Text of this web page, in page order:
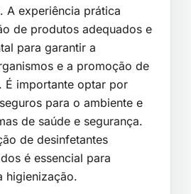
A experiência prática
de produtos adequados e
para garantir a
e a promoção de
É importante optar por
para o ambiente e
de saúde e segurança.
de desinfetantes
é essencial para
higienização.